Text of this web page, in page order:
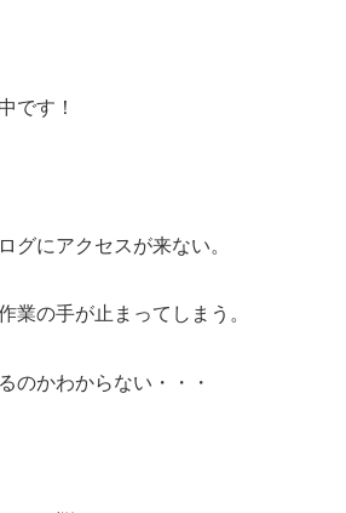
です！
グにアクセスが来ない。
業の手が止まってしまう。
のかわからない・・・